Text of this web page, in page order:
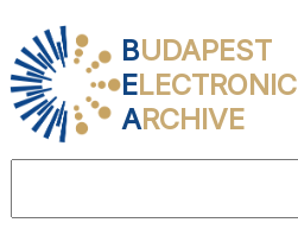
BUDAPEST
ELECTRONIC
ARCHIVE